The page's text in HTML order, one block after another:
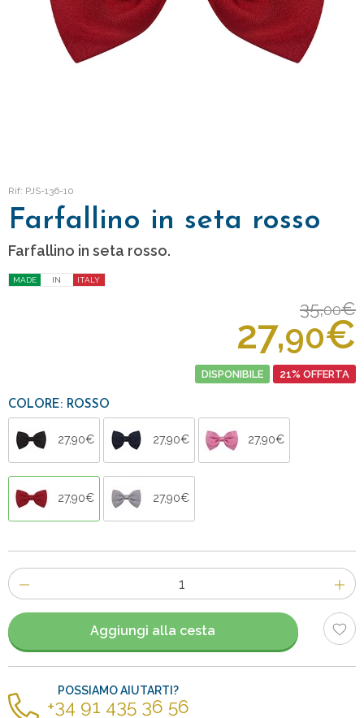
Rif: PJS-136-10
Farfallino in seta rosso
Farfallino in seta rosso.
MADE IN ITALY
35,00€
27,90€
DISPONIBILE 21% OFFERTA
COLORE: ROSSO
27,90€ 27,90€ 27,90€
27,90€ 27,90€
Numero
di
articoli
Aggiungi alla cesta
POSSIAMO AIUTARTI?
+34 91 435 36 56